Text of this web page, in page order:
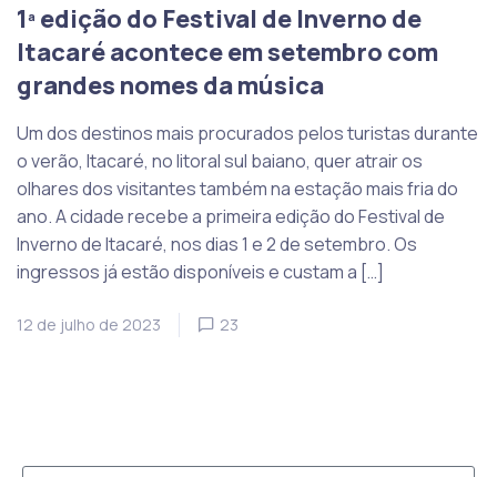
1ª edição do Festival de Inverno de
Itacaré acontece em setembro com
grandes nomes da música
Um dos destinos mais procurados pelos turistas durante
o verão, Itacaré, no litoral sul baiano, quer atrair os
olhares dos visitantes também na estação mais fria do
ano. A cidade recebe a primeira edição do Festival de
Inverno de Itacaré, nos dias 1 e 2 de setembro. Os
ingressos já estão disponíveis e custam a […]
12 de julho de 2023 23